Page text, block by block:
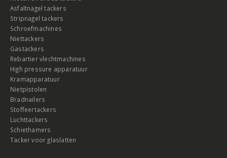
Asfaltnagel tackers
Stripnagel tackers
Schroefmachines
Niettackers
Gastackers
Rebartier vlechtmachines
High pressure apparatuur
Kramapparatuur
Nietpistolen
Bradnailers
Stoffeertackers
Luchttackers
Schiethamers
Tacker voor glaslatten